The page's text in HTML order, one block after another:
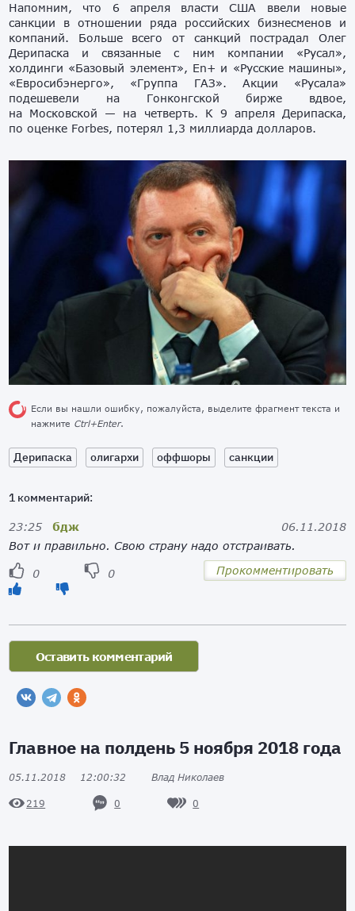
Напомним, что 6 апреля власти США ввели новые
санкции в отношении ряда российских бизнесменов и
компаний. Больше всего от санкций пострадал Олег
Дерипаска и связанные с ним компании «Русал»,
холдинги «Базовый элемент», En+ и «Русские машины»,
«Евросибэнерго», «Группа ГАЗ». Акции «Русала»
подешевели на Гонконгской бирже вдвое,
на Московской — на четверть. К 9 апреля Дерипаска,
по оценке Forbes, потерял 1,3 миллиарда долларов.
Если вы нашли ошибку, пожалуйста, выделите фрагмент текста и
нажмите Ctrl+Enter.
Дерипаска олигархи оффшоры санкции
1 комментарий:
23:25 бдж
06.11.2018
Вот и правильно. Свою страну надо отстраивать.
0 0 Прокомментировать
Главное на полдень 5 ноября 2018 года
05.11.2018 12:00:32 Влад Николаев
219 0 0